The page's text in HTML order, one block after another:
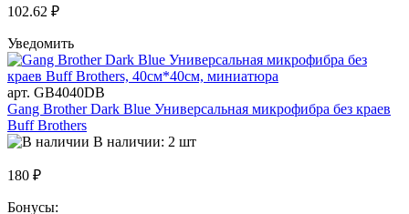
102.62 ₽
Уведомить
арт. GB4040DB
Gang Brother Dark Blue Универсальная микрофибра без краев
Buff Brothers
В наличии: 2 шт
180 ₽
Бонусы: